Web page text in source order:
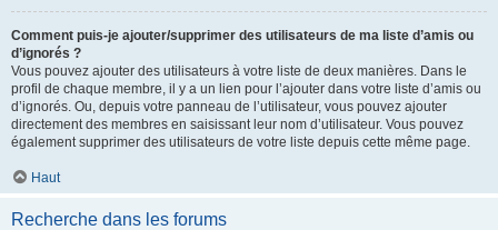
Comment puis-je ajouter/supprimer des utilisateurs de ma liste d’amis ou
d’ignorés ?
Vous pouvez ajouter des utilisateurs à votre liste de deux manières. Dans le
profil de chaque membre, il y a un lien pour l’ajouter dans votre liste d’amis ou
d’ignorés. Ou, depuis votre panneau de l’utilisateur, vous pouvez ajouter
directement des membres en saisissant leur nom d’utilisateur. Vous pouvez
également supprimer des utilisateurs de votre liste depuis cette même page.
Haut
Recherche dans les forums